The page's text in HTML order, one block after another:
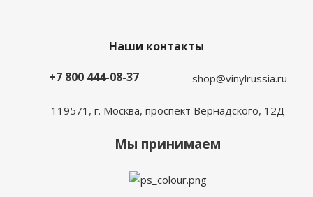
Наши контакты
+7 800 444-08-37
shop@vinylrussia.ru
119571, г. Москва, проспект Вернадского, 12Д
Мы принимаем